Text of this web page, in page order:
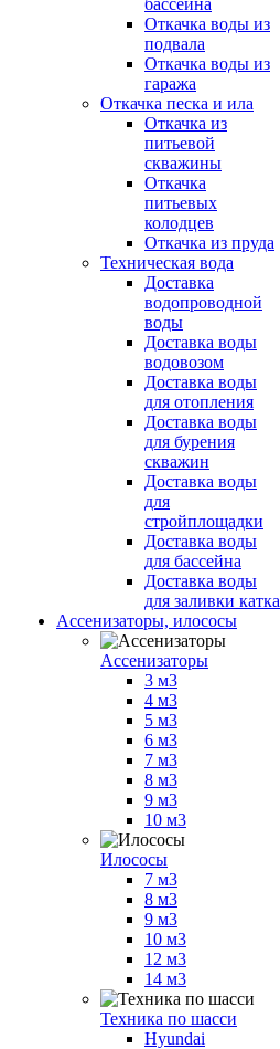
бассейна
Откачка воды из
подвала
Откачка воды из
гаража
Откачка песка и ила
Откачка из
питьевой
скважины
Откачка
питьевых
колодцев
Откачка из пруда
Техническая вода
Доставка
водопроводной
воды
Доставка воды
водовозом
Доставка воды
для отопления
Доставка воды
для бурения
скважин
Доставка воды
для
стройплощадки
Доставка воды
для бассейна
Доставка воды
для заливки катка
Ассенизаторы, илососы
Ассенизаторы
3 м3
4 м3
5 м3
6 м3
7 м3
8 м3
9 м3
10 м3
Илососы
7 м3
8 м3
9 м3
10 м3
12 м3
14 м3
Техника по шасси
Hyundai